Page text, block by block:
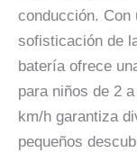
conducción. Con
sofisticación de
batería ofrece
para niños de 2
km/h garantiza
pequeños